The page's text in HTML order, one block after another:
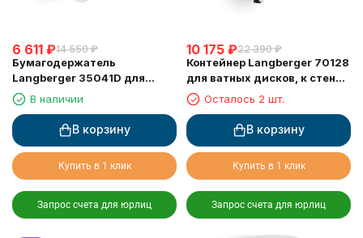
6 611 ₽14 550 ₽
Бумагодержатель
Langberger 35041D для
туалетной бумаги с
прорезиненной полкой хром
В наличии
В корзину
Купить в 1 клик
Запрос счета для юрлиц
10 175 ₽22 390 ₽
Контейнер Langberger 70128
для ватных дисков, к стене,
хромОсталось 2 шт.
В корзину
Купить в 1 клик
Запрос счета для юрлиц